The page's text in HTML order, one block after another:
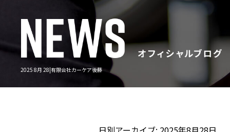
2025 8月 28|有限会社カーケア後藤